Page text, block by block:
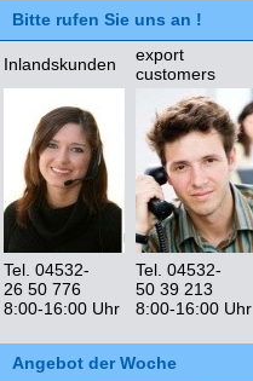
Bitte rufen Sie uns an !
Inlandskunden
export
customers
Tel. 04532-
26 50 776
8:00-16:00 Uhr
Tel. 04532-
50 39 213
8:00-16:00 Uhr
Angebot der Woche